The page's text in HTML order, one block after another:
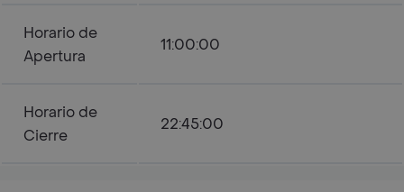
Horario de
Apertura
11:00:00
Horario de
Cierre
22:45:00